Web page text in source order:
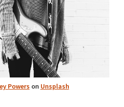
Powers on Unsplash